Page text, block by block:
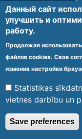
Обеспечиваем
Footer
menu
Vietnes
© 2020 Kūrorta
aizsargātas.
Данный сайт
улучшить и
работу.
Продолжая
файлов cookies. Свое
изменив настройки
Statistikas
vietnes darbību un
Save preferences